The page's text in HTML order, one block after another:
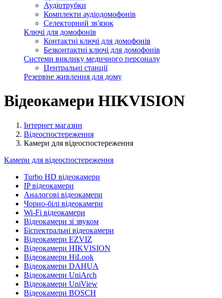
Аудіотрубки
Комплекти аудіодомофонів
Селекторний зв'язок
Ключі для домофонів
Контактні ключі для домофонів
Безконтактні ключі для домофонів
Системи виклику медичного персоналу
Центральні станції
Резервне живлення для дому
Відеокамери HIKVISION
Інтернет магазин
Відеоспостереження
Камери для відеоспостереження
Камери для відеоспостереження
Turbo HD відеокамери
IP відеокамери
Аналогові відеокамери
Чорно-білі відеокамери
Wi-Fi відеокамери
Відеокамери зі звуком
Біспектральні відеокамери
Відеокамери EZVIZ
Відеокамери HIKVISION
Відеокамери HiLook
Відеокамери DAHUA
Відеокамери UniArch
Відеокамери UniView
Відеокамери BOSCH